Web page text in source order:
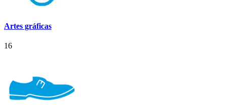
Artes gráficas
16